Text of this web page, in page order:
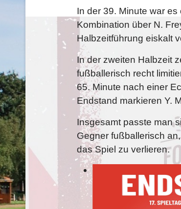
In der 39. Minute war
Kombination über N.
Halbzeitführung eiskalt
In der zweiten Halbzeit
fußballerisch recht
65. Minute nach einer
Endstand markieren Y.
Insgesamt passte man
Gegner fußballerisch
das Spiel zu verlieren.